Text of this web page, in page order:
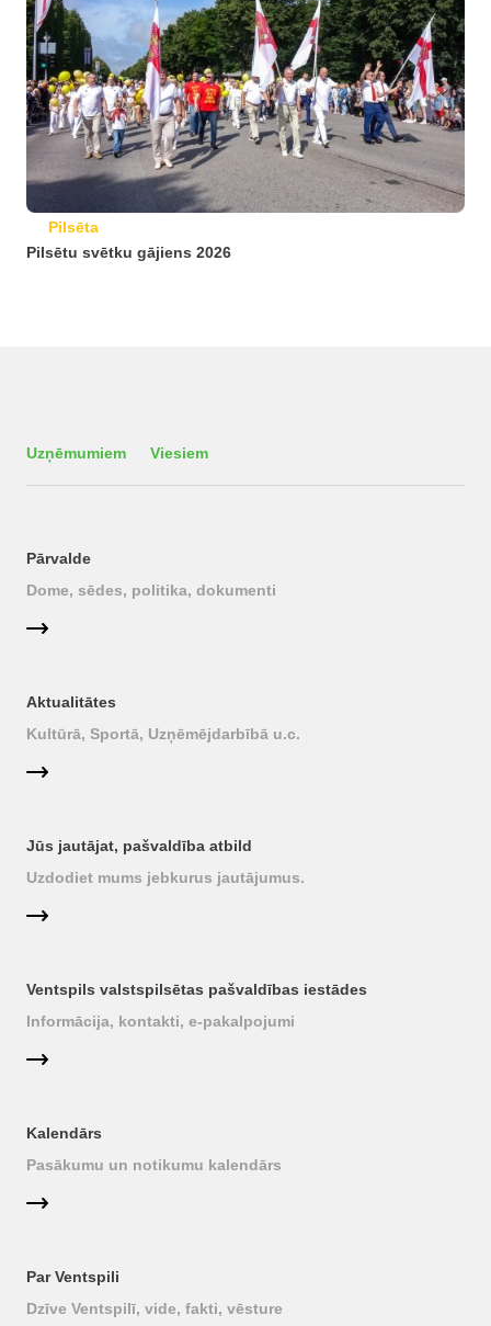
Pilsēta
Pilsētu svētku gājiens 2026
Uzņēmumiem Viesiem
Pārvalde
Dome, sēdes, politika, dokumenti
Aktualitātes
Kultūrā, Sportā, Uzņēmējdarbībā u.c.
Jūs jautājat, pašvaldība atbild
Uzdodiet mums jebkurus jautājumus.
Ventspils valstspilsētas pašvaldības iestādes
Informācija, kontakti, e-pakalpojumi
Kalendārs
Pasākumu un notikumu kalendārs
Par Ventspili
Dzīve Ventspilī, vide, fakti, vēsture